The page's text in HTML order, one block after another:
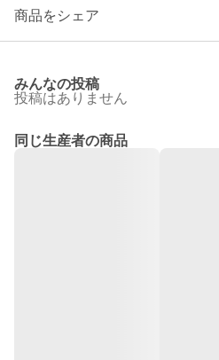
商品をシェア
みんなの投稿
投稿はありません
同じ生産者の商品